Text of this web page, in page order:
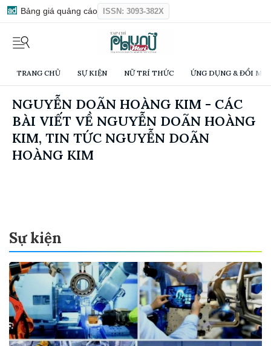
Bảng giá quảng cáo ISSN: 3093-382X
TRANG CHỦ SỰ KIỆN NỮ TRÍ THỨC ỨNG DỤNG & ĐỔI
NGUYỄN DOÃN HOÀNG KIM - CÁC
BÀI VIẾT VỀ NGUYỄN DOÃN HOÀNG
KIM, TIN TỨC NGUYỄN DOÃN
HOÀNG KIM
Sự kiện